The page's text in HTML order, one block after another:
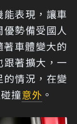
表現，讓車
勢備受國人
車體變大的
著擴大，一
情況，在變
撞意外 。